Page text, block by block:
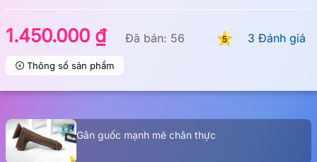
1.450.000 ₫ Đã bán: 56 5 3 Đánh giá
Thông số sản phẩm
Gân guốc mạnh mẽ chân thực